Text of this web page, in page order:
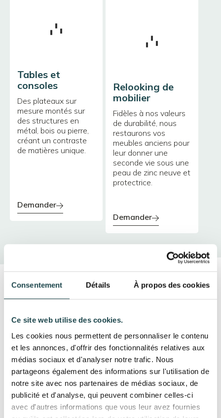
Consentement Détails À propos des cookies
Ce site web utilise des cookies.
Les cookies nous permettent de personnaliser le contenu
et les annonces, d'offrir des fonctionnalités relatives aux
médias sociaux et d'analyser notre trafic. Nous
partageons également des informations sur l'utilisation de
notre site avec nos partenaires de médias sociaux, de
publicité et d'analyse, qui peuvent combiner celles-ci
avec d'autres informations que vous leur avez fournies
Tables et
consoles
Des plateaux sur
mesure montés sur
des structures en
métal, bois ou pierre,
créant un contraste
de matières unique.
demander
Relooking de
mobilier
Fidèles à nos valeurs
de durabilité, nous
restaurons vos
meubles anciens pour
leur donner une
seconde vie sous une
peau de zinc neuve et
protectrice.
demander
Pourquoi nous confier la
fabrication de votre
Comptoir, bar et mobilier en
zinc, laiton ou cuivre ?
Chaquecomptoir, baroumobilierestfaçonné à la
maindans notre atelier deQuincié-en-Beaujolais
Contrairement aux finitions standardisées, nossoudures
sont polies manuellementpour garantir une continuité